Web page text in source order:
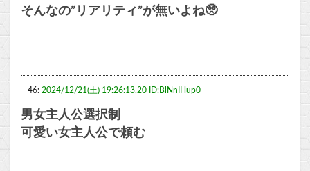
そんなの”リアリティ”が無いよね🥺
46: 2024/12/21(土) 19:26:13.20 ID:BlNnIHup0
男女主人公選択制
可愛い女主人公で頼む